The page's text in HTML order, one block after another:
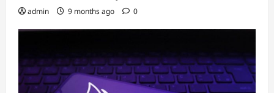
admin 9 months ago 0